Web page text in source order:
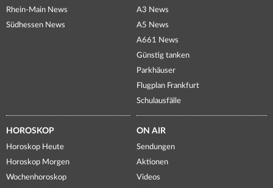
Rhein-Main News
Südhessen News
A3 News
A5 News
A661 News
Günstig tanken
Parkhäuser
Flugplan Frankfurt
Schulausfälle
HOROSKOP
Horoskop Heute
Horoskop Morgen
Wochenhoroskop
ON AIR
Sendungen
Aktionen
Videos